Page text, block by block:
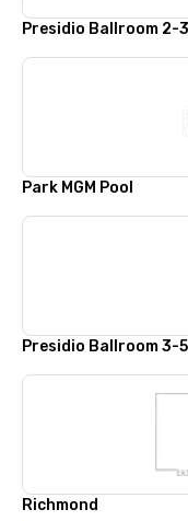
Presidio Ballroom 2-3
Park MGM Pool
Presidio Ballroom 3-5
Richmond